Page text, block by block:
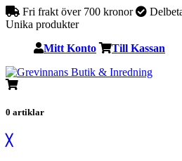
Fri frakt över 700 kronor
Unika produkter
Mitt Konto Till Kassan
0 artiklar
╳